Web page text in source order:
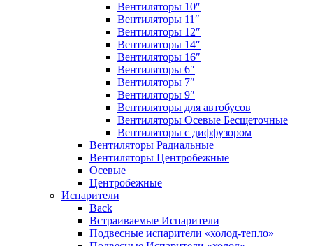
Вентиляторы 10″
Вентиляторы 11″
Вентиляторы 12″
Вентиляторы 14″
Вентиляторы 16″
Вентиляторы 6″
Вентиляторы 7″
Вентиляторы 9″
Вентиляторы для автобусов
Вентиляторы Осевые Бесщеточные
Вентиляторы с диффузором
Вентиляторы Радиальные
Вентиляторы Центробежные
Осевые
Центробежные
Испарители
Back
Встраиваемые Испарители
Подвесные испарители «холод-тепло»